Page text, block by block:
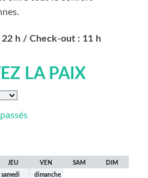
h / Check-out : 11 h
LA PAIX
JEU VEN SAM DIM
samedi
dimanche